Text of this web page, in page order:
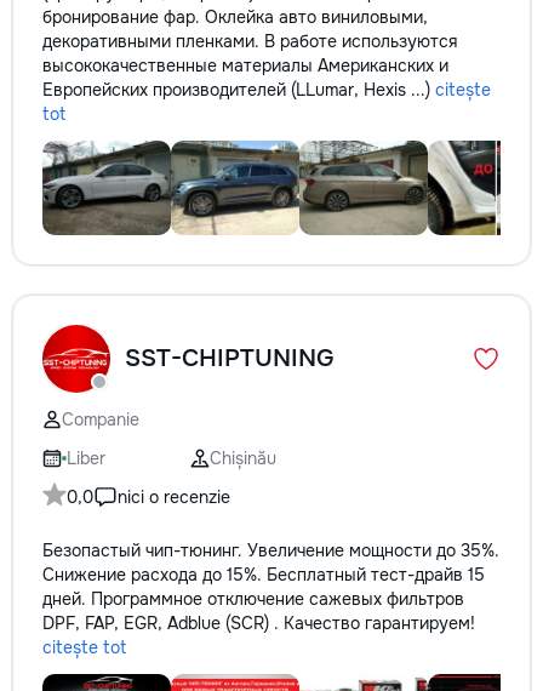
бронирование фар. Оклейка авто виниловыми,
декоративными пленками. В работе используются
высококачественные материалы Американских и
Европейских производителей (LLumar, Hexis ...) citește
tot
SST-CHIPTUNING
Companie
Liber
Chișinău
0,0
nici o recenzie
Безопастый чип-тюнинг. Увеличение мощности до 35%.
Снижение расхода до 15%. Бесплатный тест-драйв 15
дней. Программное отключение сажевых фильтров
DPF, FAP, EGR, Adblue (SCR) . Качество гарантируем!
citește tot